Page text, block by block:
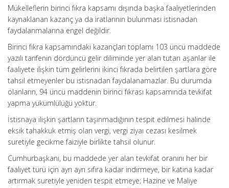
Mükelleflerin birinci fıkra kapsamı dışında başka faaliyetlerinden
kaynaklanan kazanç ya da iratlarının bulunması istisnadan
faydalanmalarına engel değildir.
Birinci fıkra kapsamındaki kazançları toplamı 103 üncü maddede
yazılı tarifenin dördüncü gelir diliminde yer alan tutarı aşanlar ile
faaliyete ilişkin tüm gelirlerini ikinci fıkrada belirtilen şartlara göre
tahsil etmeyenler bu istisnadan faydalanamazlar. Bu durumda
olanların, 94 üncü maddenin birinci fıkrası kapsamında tevkifat
yapma yükümlülüğü yoktur.
İstisnaya ilişkin şartların taşınmadığının tespit edilmesi halinde
eksik tahakkuk etmiş olan vergi, vergi ziyaı cezası kesilmek
suretiyle gecikme faiziyle birlikte tahsil olunur.
Cumhurbaşkanı, bu maddede yer alan tevkifat oranını her bir
faaliyet türü için ayrı ayrı sıfıra kadar indirmeye, bir katına kadar
artırmak suretiyle yeniden tespit etmeye; Hazine ve Maliye